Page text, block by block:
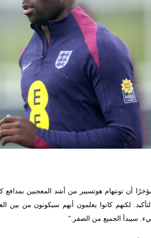
أن توتنهام هوتسبير من أشد المعجبين
لكنهم كانوا يعلمون أنهم سيكونون من بين
سيبدأ الجميع من الصفر.”